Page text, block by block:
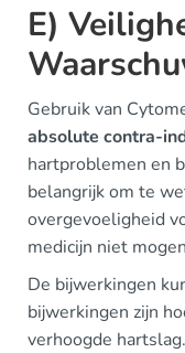
E)
Gebruik van
absolute contra-
hartproblemen en
belangrijk om te
overgevoeligheid
medicijn niet
De bijwerkingen
bijwerkingen zijn
verhoogde